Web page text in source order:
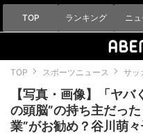
TOP ランキング ニ
TOP スポーツニュース サッ
【写真・画像】「ヤ
の頭脳”の持ち主だっ
業”がお勧め？谷川萌